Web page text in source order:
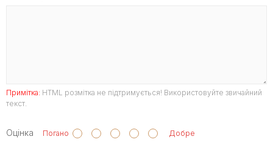
Примітка: HTML розмітка не підтримується! Використовуйте звичайний
текст.
Оцінка Погано Добре